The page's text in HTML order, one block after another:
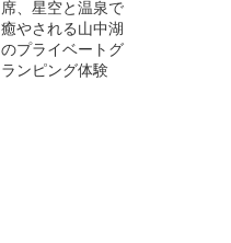
席、星空と温泉で
癒やされる山中湖
のプライベートグ
ランピング体験